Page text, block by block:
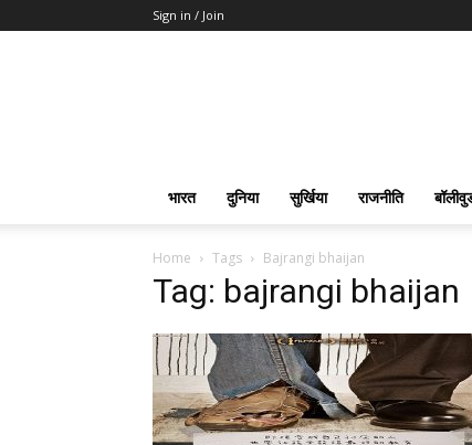
Sign in / Join
भारत दुनिया सुर्खिया राजनीति
Home Tags Bajrangi bhaijan
Tag: bajrangi bhaijan